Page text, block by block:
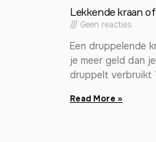
Lekkende kraan
Geen reacties
Een druppelende
je meer geld dan
druppelt verbruikt
Read More »